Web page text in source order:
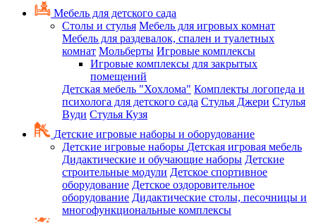
Мебель для детского сада
Столы и стулья Мебель для игровых комнат
Мебель для раздевалок, спален и туалетных
комнат Мольберты Игровые комплексы
Игровые комплексы для закрытых
помещений
Детская мебель "Хохлома" Комплекты логопеда и
психолога для детского сада Стулья Джери Стулья
Вуди Стулья Кузя
Детские игровые наборы и оборудование
Детские игровые наборы Детская игровая мебель
Дидактические и обучающие наборы Детские
строительные модули Детское спортивное
оборудование Детское оздоровительное
оборудование Дидактические столы, песочницы и
многофункциональные комплексы